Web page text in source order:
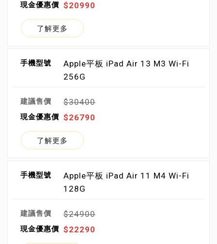
$20990
了解更多
Apple平板 iPad Air 13 M3 Wi-Fi
256G
$30400
$26790
了解更多
Apple平板 iPad Air 11 M4 Wi-Fi
128G
$24900
$22290